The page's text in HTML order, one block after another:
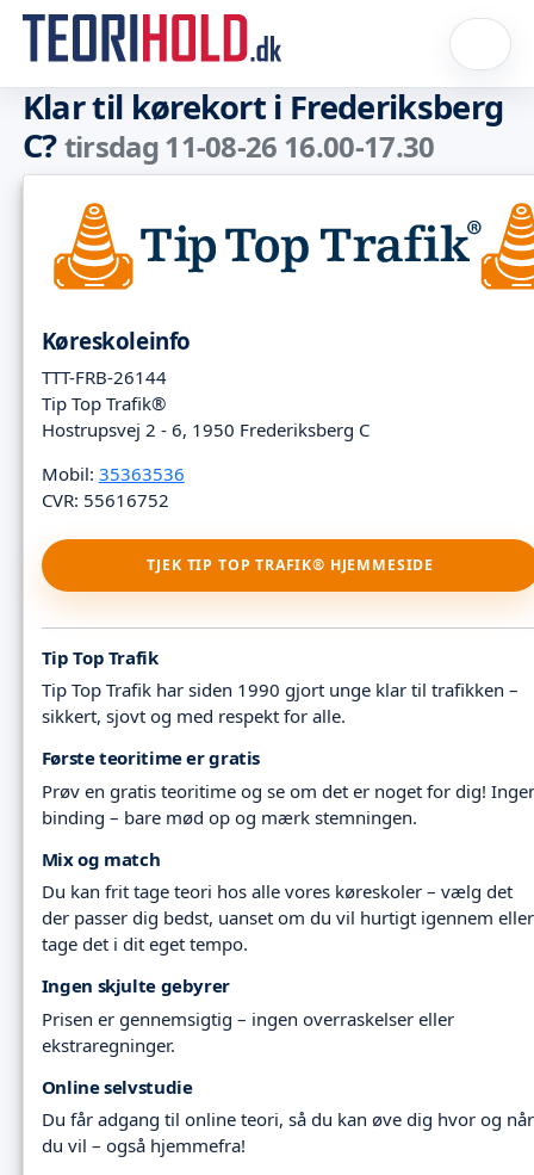
Klar til kørekort i Frederiksberg
C?tirsdag 11-08-26 16.00-17.30
Køreskoleinfo
TTT-FRB-26144
Tip Top Trafik®
Hostrupsvej 2 - 6, 1950 Frederiksberg C
Mobil: 35363536
CVR: 55616752
TJEK TIP TOP TRAFIK® HJEMMESIDE
Tip Top Trafik
Tip Top Trafik har siden 1990 gjort unge klar til trafikken –
sikkert, sjovt og med respekt for alle.
Første teoritime er gratis
Prøv en gratis teoritime og se om det er noget for dig!
binding – bare mød op og mærk stemningen.
Mix og match
Du kan frit tage teori hos alle vores køreskoler – vælg det
der passer dig bedst, uanset om du vil hurtigt igennem eller
tage det i dit eget tempo.
Ingen skjulte gebyrer
Prisen er gennemsigtig – ingen overraskelser eller
ekstraregninger.
Online selvstudie
Du får adgang til online teori, så du kan øve dig hvor og når
du vil – også hjemmefra!